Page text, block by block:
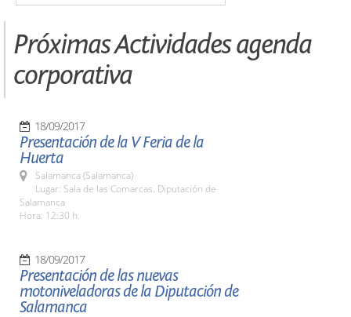
Próximas Actividades agenda
corporativa
18/09/2017
Presentación de la V Feria de la
Huerta
Salamanca (Salamanca)
Lugar: Sala de las Comarcas. Diputación de
Salamanca
Hora: 12:30 h.
18/09/2017
Presentación de las nuevas
motoniveladoras de la Diputación de
Salamanca